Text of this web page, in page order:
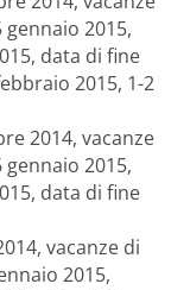
2015,
data di fine
2015, 1-2
2014, vacanze
2015,
data di fine
vacanze di
2015,